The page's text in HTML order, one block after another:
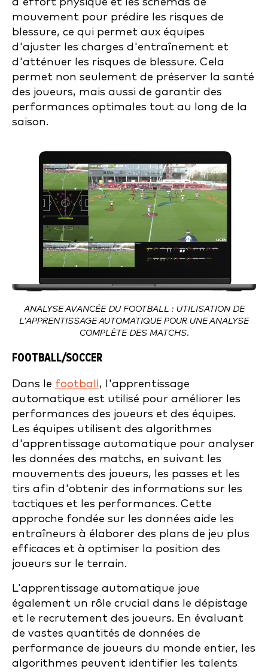
mouvement pour prédire les risques de
blessure, ce qui permet aux équipes
d'ajuster les charges d'entraînement et
d'atténuer les risques de blessure. Cela
permet non seulement de préserver la santé
des joueurs, mais aussi de garantir des
performances optimales tout au long de la
saison.
ANALYSE AVANCÉE DU FOOTBALL : UTILISATION DE
L'APPRENTISSAGE AUTOMATIQUE POUR UNE ANALYSE
COMPLÈTE DES MATCHS.
FOOTBALL/SOCCER
Dans le football , l'apprentissage
automatique est utilisé pour améliorer les
performances des joueurs et des équipes.
Les équipes utilisent des algorithmes
d'apprentissage automatique pour analyser
les données des matchs, en suivant les
mouvements des joueurs, les passes et les
tirs afin d'obtenir des informations sur les
tactiques et les performances. Cette
approche fondée sur les données aide les
entraîneurs à élaborer des plans de jeu plus
efficaces et à optimiser la position des
joueurs sur le terrain.
L'apprentissage automatique joue
également un rôle crucial dans le dépistage
et le recrutement des joueurs. En évaluant
de vastes quantités de données de
performance de joueurs du monde entier, les
algorithmes peuvent identifier les talents